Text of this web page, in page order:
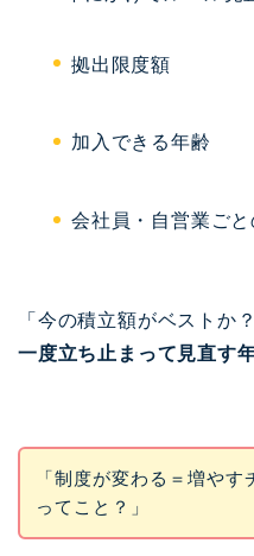
拠出限度額
加入できる年齢
会社員・自営業ご
「今の積立額がベストか
一度立ち止まって見直す
「制度が変わる＝増やす
ってこと？」